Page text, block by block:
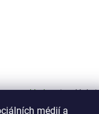
médií a
Skladem(>5 dávka)